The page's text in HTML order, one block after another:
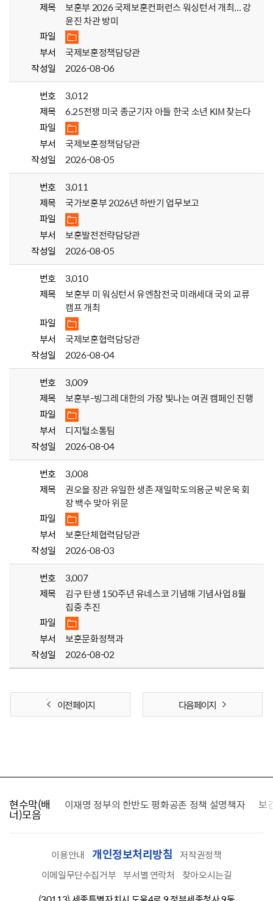
제목
보훈부 2026 국제보훈컨퍼런스 워싱턴서 개최... 강
윤진 차관 방미
파일
부서
국제보훈정책담당관
작성일
2026-08-06
번호
3,012
제목
6.25전쟁 미국 종군기자 아들 한국 소년 KIM 찾는다
파일
부서
국제보훈정책담당관
작성일
2026-08-05
번호
3,011
제목
국가보훈부 2026년 하반기 업무보고
파일
부서
보훈발전전략담당관
작성일
2026-08-05
번호
3,010
제목
보훈부 미 워싱턴서 유엔참전국 미래세대 국외 교류
캠프 개최
파일
부서
국제보훈협력담당관
작성일
2026-08-04
번호
3,009
제목
보훈부-빙그레 대한의 가장 빛나는 여권 캠페인 진행
파일
부서
디지털소통팀
작성일
2026-08-04
번호
3,008
제목
권오을 장관 유일한 생존 재일학도의용군 박운욱 회
장 백수 맞아 위문
파일
부서
보훈단체협력담당관
작성일
2026-08-03
번호
3,007
제목
김구 탄생 150주년 유네스코 기념해 기념사업 8월
집중 추진
파일
부서
보훈문화정책과
작성일
2026-08-02
이전 페이지 다음 페이지
현수막(배
너)모음
찾습니다 이재명 정부의 한반도 평화공존 정책 설명책자 보
이용안내 개인정보처리방침
저작권정책
이메일무단수집거부 부서별 연락처
찾아오시는길